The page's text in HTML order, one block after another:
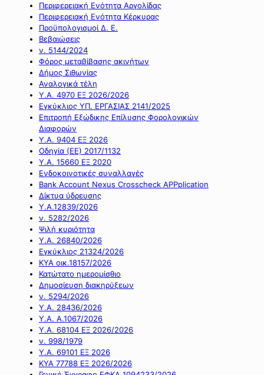
Περιφερειακή Ενότητα Αργολίδας
Περιφερειακή Ενότητα Κέρκυρας
Προϋπολογισμοί Δ. Ε.
Βεβαιώσεις
ν. 5144/2024
Φόρος μεταβίβασης ακινήτων
Δήμος Σιθωνίας
Αναλογικά τέλη
Υ.Α. 4970 ΕΞ 2026/2026
Εγκύκλιος ΥΠ. ΕΡΓΑΣΙΑΣ 2141/2025
Επιτροπή Εξώδικης Επίλυσης Φορολογικών
Διαφορών
Υ.Α. 9404 ΕΞ 2026
Οδηγία (ΕΕ) 2017/1132
Υ.Α. 15660 ΕΞ 2020
Ενδοκοινοτικές συναλλαγές
Bank Account Nexus Crosscheck APPplication
Δίκτυα ύδρευσης
Υ.Α.12839/2026
ν. 5282/2026
Ψιλή κυριότητα
Υ.Α. 26840/2026
Εγκύκλιος 21324/2026
ΚΥΑ οικ.18157/2026
Κατώτατο ημερομίσθιο
Δημοσίευση διακηρύξεων
ν. 5294/2026
Υ.Α. 28436/2026
Υ.Α. Α.1067/2026
Υ.Α. 68104 ΕΞ 2026/2026
ν. 998/1979
Υ.Α. 69101 ΕΞ 2026
ΚΥΑ 77788 ΕΞ 2026/2026